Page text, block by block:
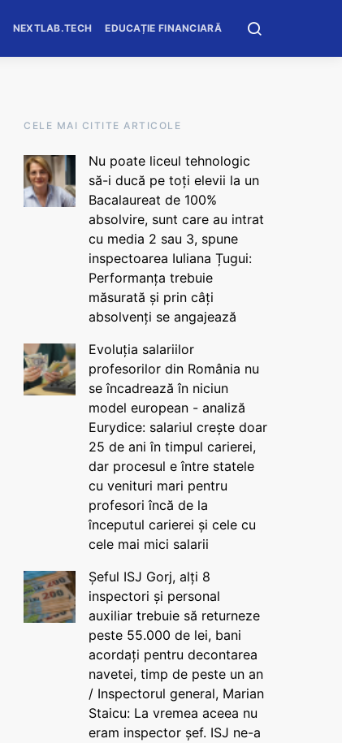
NEXTLAB.TECH EDUCAȚIE FINANCIARĂ
CELE MAI CITITE ARTICOLE
Nu poate liceul tehnologic
să-i ducă pe toți elevii la un
Bacalaureat de 100%
absolvire, sunt care au intrat
cu media 2 sau 3, spune
inspectoarea Iuliana Țugui:
Performanța trebuie
măsurată și prin câți
absolvenți se angajează
Evoluția salariilor
profesorilor din România nu
se încadrează în niciun
model european - analiză
Eurydice: salariul crește doar
25 de ani în timpul carierei,
dar procesul e între statele
cu venituri mari pentru
profesori încă de la
începutul carierei și cele cu
cele mai mici salarii
Șeful ISJ Gorj, alți 8
inspectori și personal
auxiliar trebuie să returneze
peste 55.000 de lei, bani
acordați pentru decontarea
navetei, timp de peste un an
/ Inspectorul general, Marian
Staicu: La vremea aceea nu
eram inspector șef. ISJ ne-a